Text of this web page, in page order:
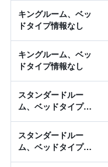
キングルーム、ベッ
ドタイプ情報なし
キングルーム、ベッ
ドタイプ情報なし
スタンダードルー
ム、ベッドタイプ情
スタンダードルー
ム、ベッドタイプ情